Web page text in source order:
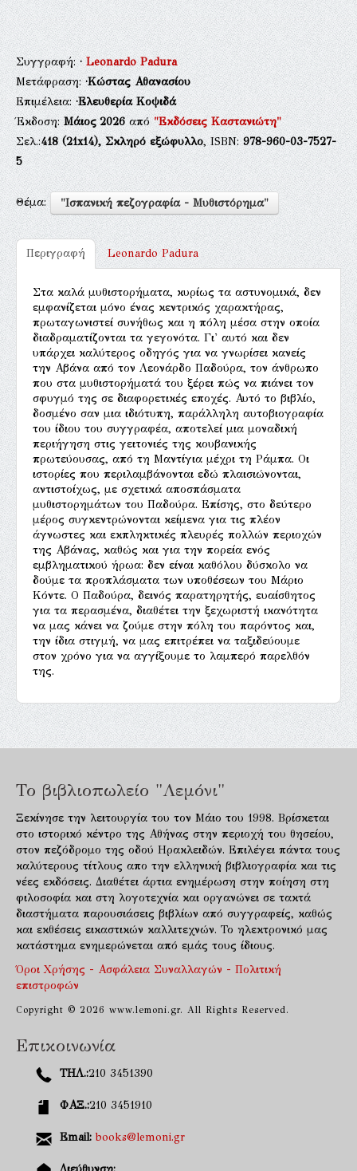
Συγγραφή:·Leonardo Padura
Μετάφραση:·Κώστας Αθανασίου
Επιμέλεια:·Ελευθερία Κοψιδά
Έκδοση:Μάιος 2026από"Εκδόσεις Καστανιώτη"
Σελ.:418(21x14), Σκληρό εξώφυλλο, ISBN:978-960-03-7527-
5
Θέμα: "Ισπανική πεζογραφία - Μυθιστόρημα"
Περιγραφή Leonardo Padura
Στα καλά μυθιστορήματα, κυρίως τα αστυνομικά, δεν
εμφανίζεται μόνο ένας κεντρικός χαρακτήρας,
πρωταγωνιστεί συνήθως και η πόλη μέσα στην οποία
διαδραματίζονται τα γεγονότα. Γι' αυτό και δεν
υπάρχει καλύτερος οδηγός για να γνωρίσει κανείς
την Αβάνα από τον Λεονάρδο Παδούρα, τον άνθρωπο
που στα μυθιστορήματά του ξέρει πώς να πιάνει τον
σφυγμό της σε διαφορετικές εποχές. Αυτό το βιβλίο,
δοσμένο σαν μια ιδιότυπη, παράλληλη αυτοβιογραφία
του ίδιου του συγγραφέα, αποτελεί μια μοναδική
περιήγηση στις γειτονιές της κουβανικής
πρωτεύουσας, από τη Μαντίγια μέχρι τη Ράμπα. Οι
ιστορίες που περιλαμβάνονται εδώ πλαισιώνονται,
αντιστοίχως, με σχετικά αποσπάσματα
μυθιστορημάτων του Παδούρα. Επίσης, στο δεύτερο
μέρος συγκεντρώνονται κείμενα για τις πλέον
άγνωστες και εκπληκτικές πλευρές πολλών περιοχών
της Αβάνας, καθώς και για την πορεία ενός
εμβληματικού ήρωα: δεν είναι καθόλου δύσκολο να
δούμε τα προπλάσματα των υποθέσεων του Μάριο
Κόντε. Ο Παδούρα, δεινός παρατηρητής, ευαίσθητος
για τα περασμένα, διαθέτει την ξεχωριστή ικανότητα
να μας κάνει να ζούμε στην πόλη του παρόντος και,
την ίδια στιγμή, να μας επιτρέπει να ταξιδεύουμε
στον χρόνο για να αγγίξουμε το λαμπερό παρελθόν
της.
Το βιβλιοπωλείο "Λεμόνι"
Ξεκίνησε την λειτουργία του τον Μάιο του 1998. Βρίσκεται
στο ιστορικό κέντρο της Αθήνας στην περιοχή του θησείου,
στον πεζόδρομο της οδού Ηρακλειδών. Επιλέγει πάντα τους
καλύτερους τίτλους απο την ελληνική βιβλιογραφία και τις
νέες εκδόσεις. Διαθέτει άρτια ενημέρωση στην ποίηση στη
φιλοσοφία και στη λογοτεχνία και οργανώνει σε τακτά
διαστήματα παρουσιάσεις βιβλίων από συγγραφείς, καθώς
και εκθέσεις εικαστικών καλλιτεχνών. Το ηλεκτρονικό μας
κατάστημα ενημερώνεται από εμάς τους ίδιους.
Όροι Χρήσης - Ασφάλεια Συναλλαγών - Πολιτική
επιστροφών
Copyright © 2026 www.lemoni.gr. All Rights Reserved.
Επικοινωνία
ΤΗΛ.:210 3451390
ΦΑΞ.:210 3451910
Email: books@lemoni.gr